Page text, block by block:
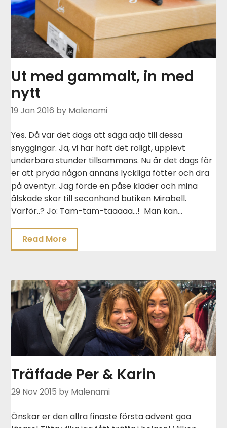
Ut med gammalt, in med
nytt
19 Jan 2016 by Malenami
Yes. Då var det dags att säga adjö till dessa
snyggingar. Ja, vi har haft det roligt, upplevt
underbara stunder tillsammans. Nu är det dags för
er att pryda någon annans lyckliga fötter och dra
på äventyr. Jag förde en påse kläder och mina
älskade skor till seconhand butiken Mirabell.
Varför..? Jo: Tam-tam-taaaaa…! Man kan…
Read More
Träffade Per & Karin
29 Nov 2015 by Malenami
Önskar er den allra finaste första advent goa